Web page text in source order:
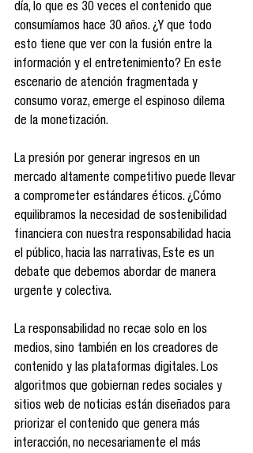
día, lo que es 30 veces el contenido que
consumíamos hace 30 años. ¿Y que todo
esto tiene que ver con la fusión entre la
información y el entretenimiento? En este
escenario de atención fragmentada y
consumo voraz, emerge el espinoso dilema
de la monetización.
La presión por generar ingresos en un
mercado altamente competitivo puede llevar
a comprometer estándares éticos. ¿Cómo
equilibramos la necesidad de sostenibilidad
financiera con nuestra responsabilidad hacia
el público, hacia las narrativas, Este es un
debate que debemos abordar de manera
urgente y colectiva.
La responsabilidad no recae solo en los
medios, sino también en los creadores de
contenido y las plataformas digitales. Los
algoritmos que gobiernan redes sociales y
sitios web de noticias están diseñados para
priorizar el contenido que genera más
interacción, no necesariamente el más